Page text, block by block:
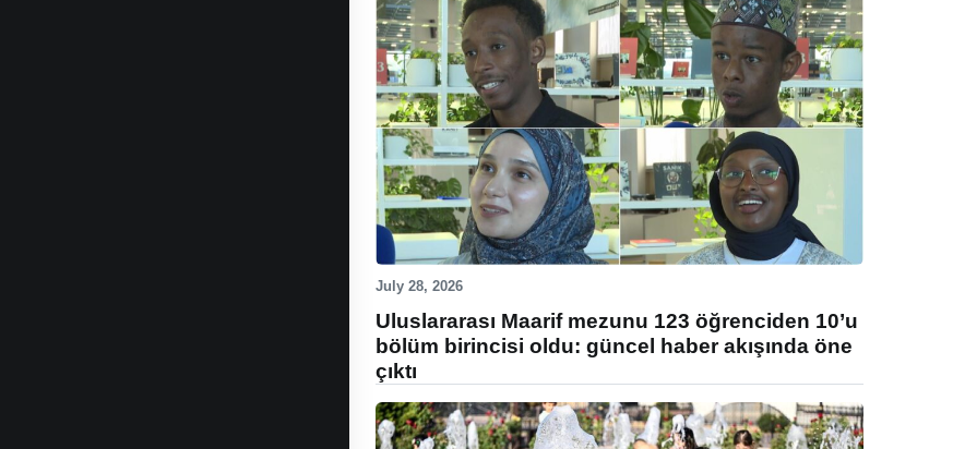
July 28, 2026
Uluslararası Maarif mezunu 123 öğrenciden 10’u
bölüm birincisi oldu: güncel haber akışında öne
çıktı